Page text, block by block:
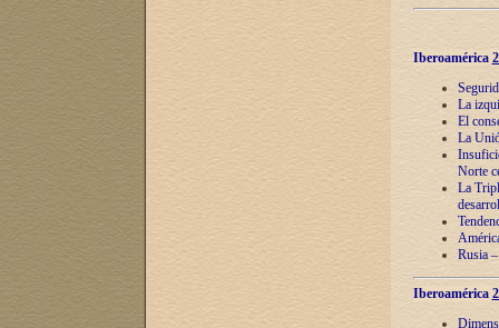
Iberoamérica
La
El
La
Norte
La
Rusia
Iberoamérica